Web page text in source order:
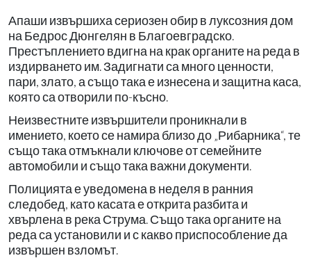
Апаши извършиха сериозен обир в луксозния дом
на Бедрос Дюнгелян в Благоевградско.
Престъплението вдигна на крак органите на реда в
издирването им. Задигнати са много ценности,
пари, злато, а също така е изнесена и защитна каса,
която са отворили по-късно.
Неизвестните извършители проникнали в
имението, което се намира близо до „Рибарника“, те
също така отмъкнали ключове от семейните
автомобили и също така важни документи.
Полицията е уведомена в неделя в ранния
следобед, като касата е открита разбита и
хвърлена в река Струма. Също така органите на
реда са установили и с какво приспособление да
извършен взломът.